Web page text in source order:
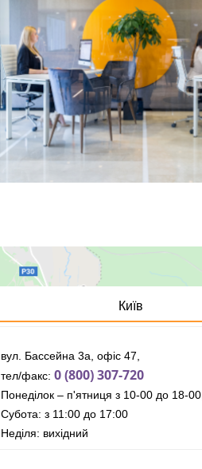
Київ
вул. Бассейна 3а, офіс 47,
тел/факс: 0 (800) 307-720
Понеділок – п'ятниця з 10-00 до 18-00,
Субота: з 11:00 до 17:00
Неділя: вихідний